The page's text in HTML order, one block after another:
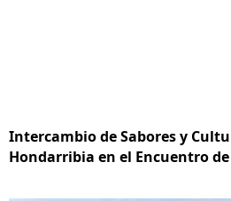
Intercambio de Sabores y
Hondarribia en el Encuentro